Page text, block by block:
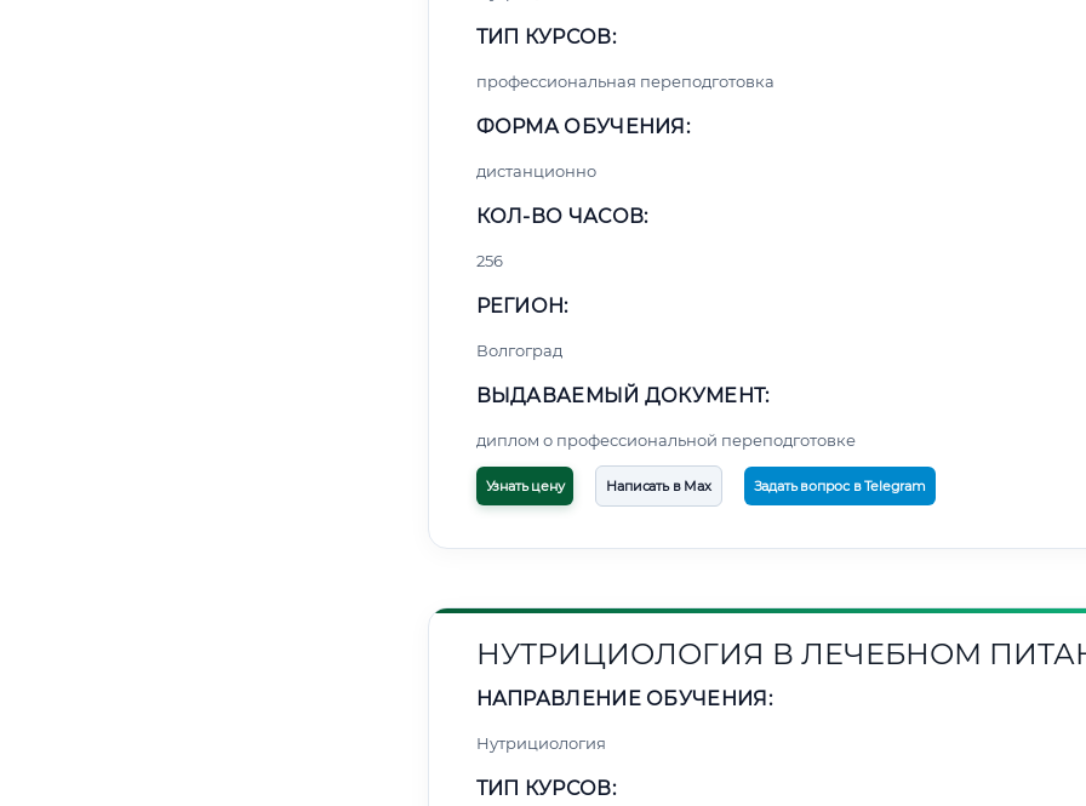
ТИП КУРСОВ:
профессиональная переподготовка
ФОРМА ОБУЧЕНИЯ:
дистанционно
КОЛ-ВО ЧАСОВ:
256
РЕГИОН:
Волгоград
ВЫДАВАЕМЫЙ ДОКУМЕНТ:
диплом о профессиональной переподготовке
Узнать цену Написать в Max Задать вопрос в Telegram
НУТРИЦИОЛОГИЯ В ЛЕЧЕБНОМ
НАПРАВЛЕНИЕ ОБУЧЕНИЯ:
Нутрициология
ТИП КУРСОВ: